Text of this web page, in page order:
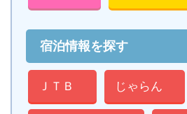
宿泊情報を探す
ＪＴＢ じゃらん